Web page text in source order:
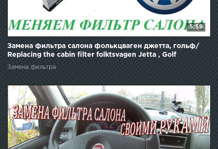
5:59
Замена фильтра салона фолькцваген джетта, гольф/
Replacing the cabin filter folktsvagen Jetta , Golf
Замена фильтра